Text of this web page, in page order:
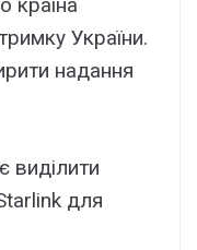
країна
України.
надання
виділити
для